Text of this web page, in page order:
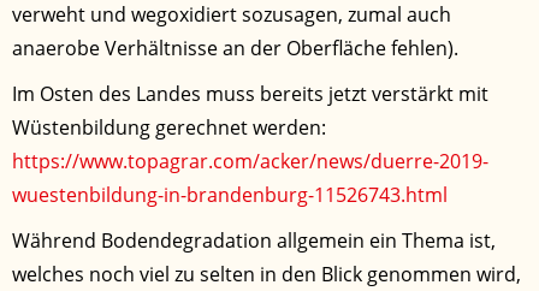
verweht und wegoxidiert sozusagen, zumal auch
anaerobe Verhältnisse an der Oberfläche fehlen).
Im Osten des Landes muss bereits jetzt verstärkt mit
Wüstenbildung gerechnet werden:
https://www.topagrar.com/acker/news/duerre-2019-
wuestenbildung-in-brandenburg-11526743.html
Während Bodendegradation allgemein ein Thema ist,
welches noch viel zu selten in den Blick genommen wird,